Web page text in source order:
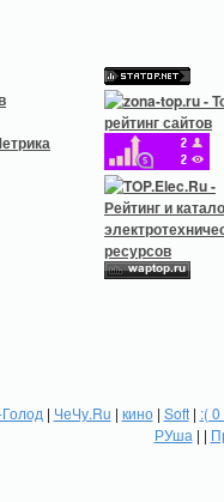
| ЧеЧу.Ru | кино| Soft| :(
РУша | |